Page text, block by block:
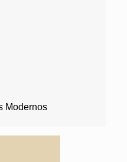
Modernos